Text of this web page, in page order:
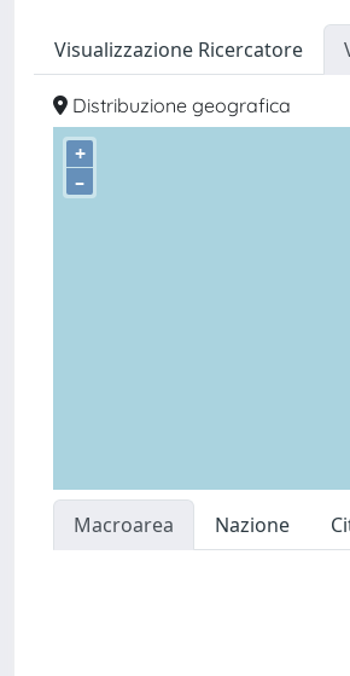
Visualizzazione Ricercatore
Distribuzione geografica
+
–
Macroarea Nazione